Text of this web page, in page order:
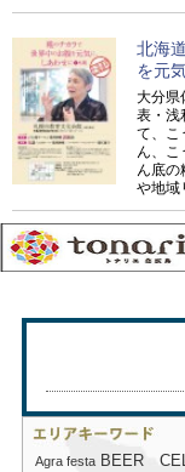
北海
を元
大分県
表・浅
て、こ
ん、こ
ん底の
や地域
Agra festa BEER